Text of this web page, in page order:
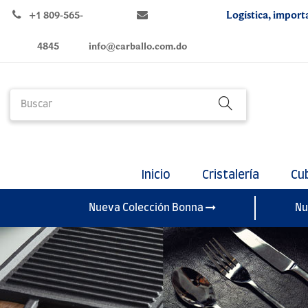
+1 809-565-
4845 info@carballo.com.do
Logística,
Inicio Cristalería
Nueva Colección Bonna